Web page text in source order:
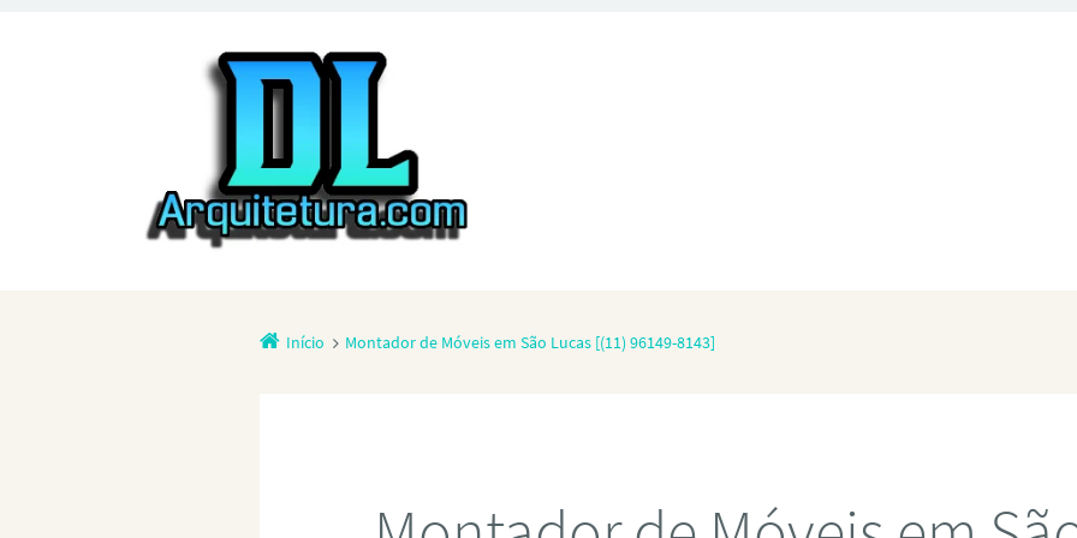
Início Montador de Móveis em São Lucas [(11) 96149-8143]